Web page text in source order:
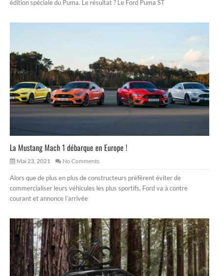
édition spéciale du Puma. Le résultat ? Le Ford Puma ST
La Mustang Mach 1 débarque en Europe !
Mai 23, 2021 No Comments
Alors que de plus en plus de constructeurs préfèrent éviter de
commercialiser leurs véhicules les plus sportifs, Ford va à contre
courant et annonce l’arrivée